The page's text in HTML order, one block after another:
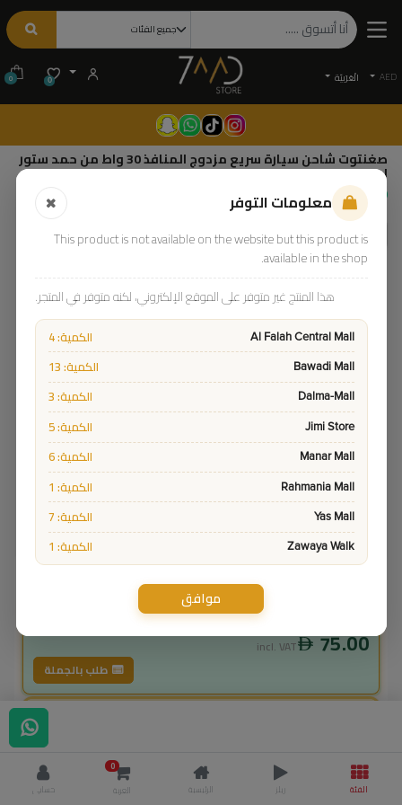
AED الْعَرَبيّة 0
0
صغنتوت شاحن سيارة سريع مزدوج المنافذ 30 واط من حمد ستور
| 7MD-C01 |
75.00
Sku:
11116
75.00
incl. VAT
طلب بالجملة
75.00 وفر7.50
معلومات التوفر
This product is not available on the website but this product is
available in the shop.
هذا المنتج غير متوفر على الموقع الإلكتروني، لكنه متوفر في المتجر.
Al Falah Central Mall الكمية: 4
Bawadi Mall الكمية: 13
Dalma-Mall الكمية: 3
Jimi Store الكمية: 5
Manar Mall الكمية: 6
Rahmania Mall الكمية: 1
Yas Mall الكمية: 7
Zawaya Walk الكمية: 1
موافق
الفئة ريلز الرئيسية
0
العربة
حسابي